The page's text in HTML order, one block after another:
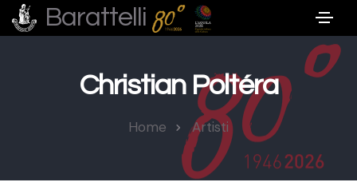
Barattelli
Christian Poltéra
Home Artisti